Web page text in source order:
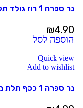
נר ספרה 1 רוז גולד תלת מימד גדול
₪4.90
הוספה לסל
Quick view
Add to wishlist
נר ספרה 1 כסף תלת מימד גדול